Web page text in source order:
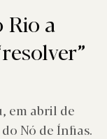
Rio a
em abril de
Nó de Ínfias.